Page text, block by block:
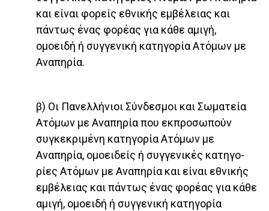
και είναι φορείς εθνικής εμβέλειας και
πάντως ένας φορέας για κάθε αμιγή,
ομοειδή ή συγγενική κατηγορία Ατόμων με
Αναπηρία.
β) Οι Πανελλήνιοι Σύνδεσμοι και Σωματεία
Ατόμων με Αναπηρία που εκπροσωπούν
συγκεκριμένη κατηγορία Ατόμων με
Αναπηρία, ομοειδείς ή συγγενικές κατηγο­
ρίες Ατόμων με Αναπηρία και είναι εθνικής
εμβέλειας και πάντως ένας φορέας για κάθε
αμιγή, ομοειδή ή συγγενική κατηγορία